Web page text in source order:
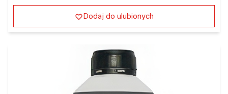
Dodaj do ulubionych